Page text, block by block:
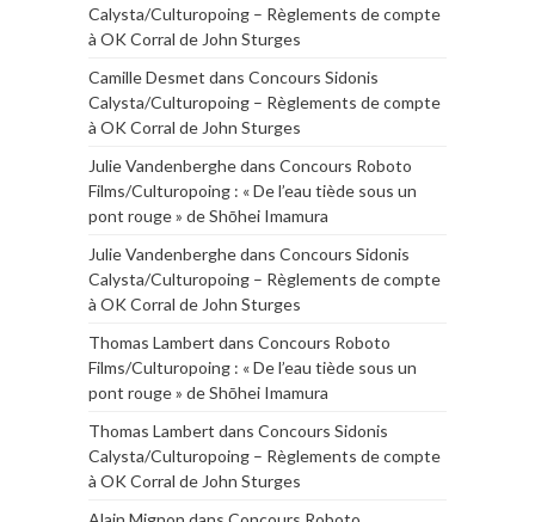
Calysta/Culturopoing – Règlements de compte
à OK Corral de John Sturges
Camille Desmet dans Concours Sidonis
Calysta/Culturopoing – Règlements de compte
à OK Corral de John Sturges
Julie Vandenberghedans Concours Roboto
Films/Culturopoing : « De l’eau tiède sous un
pont rouge » de Shōhei Imamura
Julie Vandenberghedans Concours Sidonis
Calysta/Culturopoing – Règlements de compte
à OK Corral de John Sturges
Thomas Lambert dans Concours Roboto
Films/Culturopoing : « De l’eau tiède sous un
pont rouge » de Shōhei Imamura
Thomas Lambert dans Concours Sidonis
Calysta/Culturopoing – Règlements de compte
à OK Corral de John Sturges